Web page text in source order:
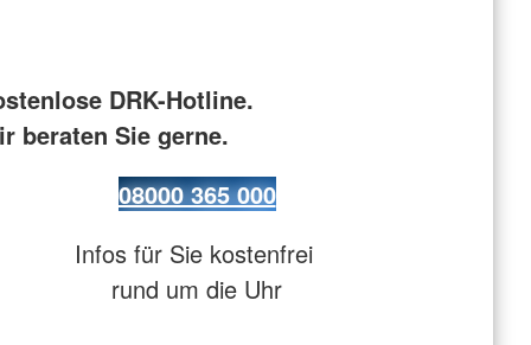
DRK-Hotline.
beraten Sie gerne.
08000 365 000
Infos für Sie kostenfrei
rund um die Uhr